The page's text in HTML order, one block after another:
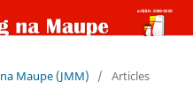
Maupe (JMM)
/ Articles